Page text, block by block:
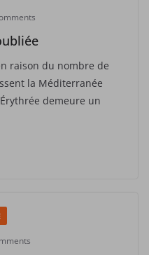
raison du nombre de
la Méditerranée
demeure un